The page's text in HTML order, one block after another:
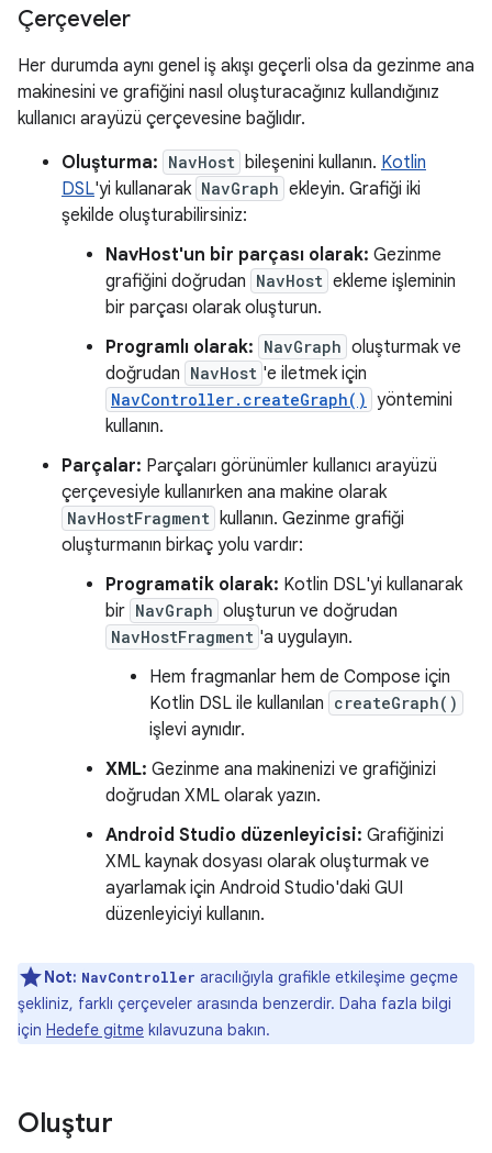
Çerçeveler
Her durumda aynı genel iş akışı geçerli olsa da gezinme ana
makinesini ve grafiğini nasıl oluşturacağınız kullandığınız
kullanıcı arayüzü çerçevesine bağlıdır.
Oluşturma: NavHost bileşenini kullanın. Kotlin
DSL'yi kullanarak NavGraph ekleyin. Grafiği iki
şekilde oluşturabilirsiniz:
NavHost'un bir parçası olarak: Gezinme
grafiğini doğrudan NavHost ekleme işleminin
bir parçası olarak oluşturun.
Programlı olarak: NavGraph oluşturmak ve
doğrudan NavHost 'e iletmek için
NavController.createGraph() yöntemini
kullanın.
Parçalar: Parçaları görünümler kullanıcı arayüzü
çerçevesiyle kullanırken ana makine olarak
NavHostFragment kullanın. Gezinme grafiği
oluşturmanın birkaç yolu vardır:
Programatik olarak: Kotlin DSL'yi kullanarak
bir NavGraph oluşturun ve doğrudan
NavHostFragment 'a uygulayın.
Hem fragmanlar hem de Compose için
Kotlin DSL ile kullanılan createGraph()
işlevi aynıdır.
XML: Gezinme ana makinenizi ve grafiğinizi
doğrudan XML olarak yazın.
Android Studio düzenleyicisi: Grafiğinizi
XML kaynak dosyası olarak oluşturmak ve
ayarlamak için Android Studio'daki GUI
düzenleyiciyi kullanın.
Not: NavController aracılığıyla grafikle etkileşime geçme
şekliniz, farklı çerçeveler arasında benzerdir. Daha fazla bilgi
için Hedefe gitme kılavuzuna bakın.
Oluştur